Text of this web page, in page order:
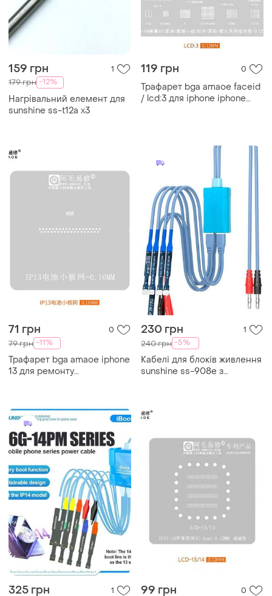
159 грн 1
179 грн -12%
Нагрівальний елемент для
sunshine ss-t12a x3
119 грн 0
Трафарет bga amaoe faceid
/ lcd:3 для iphone iphone
71 грн 0
79 грн -11%
Трафарет bga amaoe iphone
13 для ремонту
230 грн 1
240 грн -5%
Кабелі для блоків живлення
sunshine ss-908e з
325 грн 1 99 грн 0